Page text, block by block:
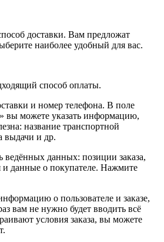
доставки. Вам предложат
наиболее удобный для вас.
способ оплаты.
и номер телефона. В поле
вы можете указать информацию,
название транспортной
выдачи и др.
ведённых данных: позиции заказа,
данные о покупателе. Нажмите
о пользователе и заказе,
вам не нужно будет вводить всё
условия заказа, вы можете